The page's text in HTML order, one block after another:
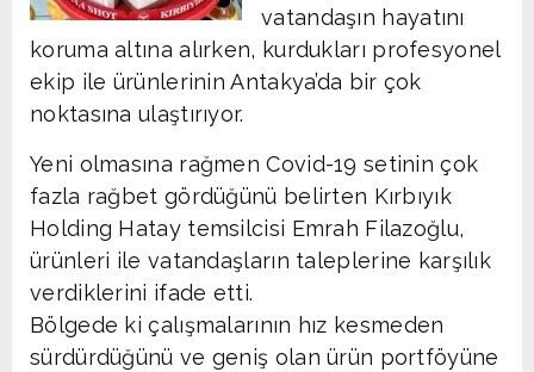
vatandaşın hayatını
koruma altına alırken, kurdukları profesyonel
ekip ile ürünlerinin Antakya’da bir çok
noktasına ulaştırıyor.
Yeni olmasına rağmen Covid-19 setinin çok
fazla rağbet gördüğünü belirten Kırbıyık
Holding Hatay temsilcisi Emrah Filazoğlu,
ürünleri ile vatandaşların taleplerine karşılık
verdiklerini ifade etti.
Bölgede ki çalışmalarının hız kesmeden
sürdürdüğünü ve geniş olan ürün portföyüne